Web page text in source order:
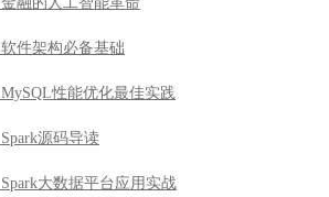
软件架构必备基础
MySQL性能优化最佳实践
Spark源码导读
Spark大数据平台应用实战